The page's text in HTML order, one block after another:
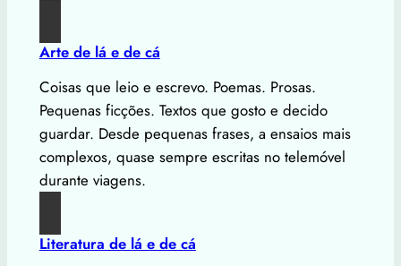
Arte de lá e de cá
Coisas que leio e escrevo. Poemas. Prosas.
Pequenas ficções. Textos que gosto e decido
guardar. Desde pequenas frases, a ensaios mais
complexos, quase sempre escritas no telemóvel
durante viagens.
Literatura de lá e de cá